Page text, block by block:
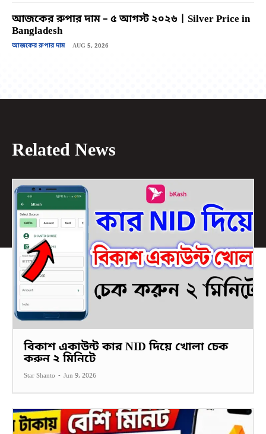
আজকের রুপার দাম – ৫ আগস্ট ২০২৬ | Silver Price in
Bangladesh
আজকের রুপার দাম AUG 5, 2026
Related News
বিকাশ একাউন্ট কার NID দিয়ে খোলা চেক
করুন ২ মিনিটে
Star Shanto - Jun 9, 2026